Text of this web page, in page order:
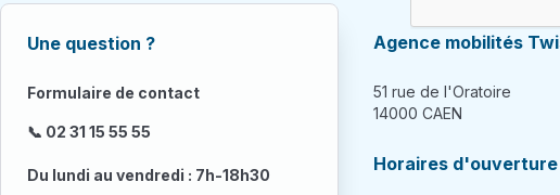
Une question ?
Formulaire de contact
📞 02 31 15 55 55
Du lundi au vendredi : 7h-18h30
Agence mobilités
51 rue de l'Oratoire
14000 CAEN
Horaires d'ouverture